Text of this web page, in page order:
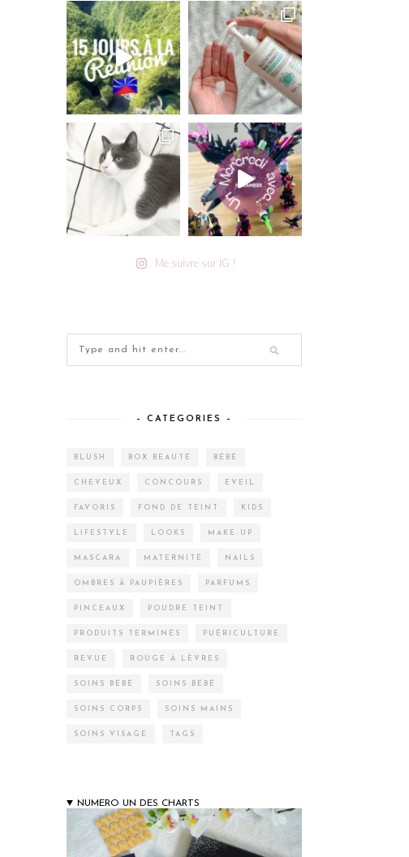
Me suivre sur IG !
– CATEGORIES –
BLUSH BOX BEAUTÉ BÉBÉ
CHEVEUX CONCOURS EVEIL
FAVORIS FOND DE TEINT KIDS
LIFESTYLE LOOKS MAKE-UP
MASCARA MATERNITÉ NAILS
OMBRES À PAUPIÈRES PARFUMS
PINCEAUX POUDRE TEINT
PRODUITS TERMINÉS PUÉRICULTURE
REVUE ROUGE À LÈVRES
SOINS BÉBÉ SOINS BÉBÉ
SOINS CORPS SOINS MAINS
SOINS VISAGE TAGS
NUMERO UN DES CHARTS